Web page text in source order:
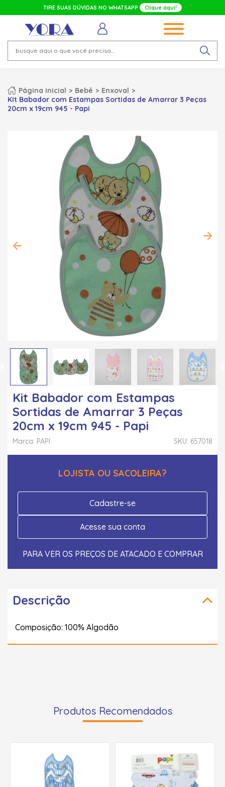
TIRE SUAS DÚVIDAS NO WHATSAPP Clique aqui!
Página inicial Bebê
Enxoval
Kit Babador com Estampas Sortidas de Amarrar 3 Peças
20cm x 19cm 945 - Papi
Kit Babador com Estampas
Sortidas de Amarrar 3 Peças
20cm x 19cm 945 - Papi
SKU: 657018
Marca: PAPI
LOJISTA OU SACOLEIRA?
Cadastre-se
Acesse sua conta
PARA VER OS PREÇOS DE ATACADO E COMPRAR
Descrição
Composição: 100% Algodão
Produtos Recomendados